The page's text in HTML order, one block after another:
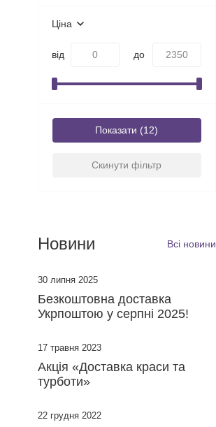
Ціна
від до
Показати
Скинути фільтр
Новини Всі новини
30 липня 2025
​Безкоштовна доставка
Укрпоштою у серпні 2025!
17 травня 2023
Акція «Доставка краси та
турботи»
22 грудня 2022